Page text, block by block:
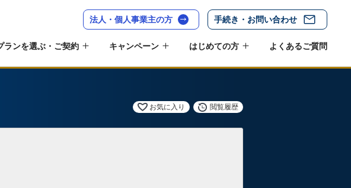
法人・個人事業主の方 手続き・お問い合わせ
ランを選ぶ・ご契約 キャンペーン はじめての方 よくあるご質問
お気に入り 閲覧履歴